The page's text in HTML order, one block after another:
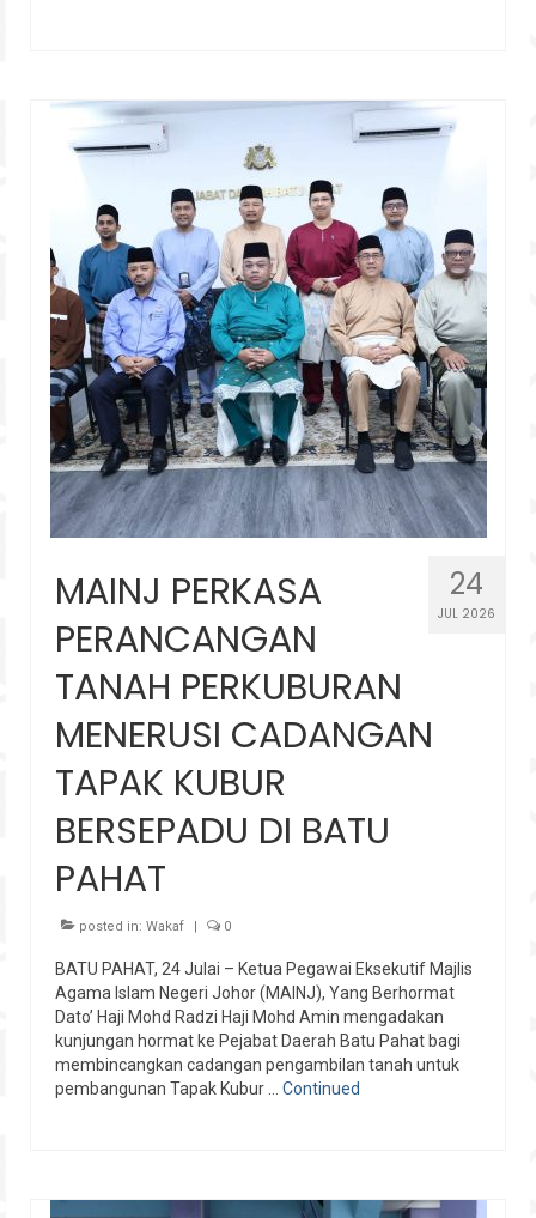
24
JUL 2026
MAINJ PERKASA
PERANCANGAN
TANAH PERKUBURAN
MENERUSI CADANGAN
TAPAK KUBUR
BERSEPADU DI BATU
PAHAT
posted in: Wakaf | 0
BATU PAHAT, 24 Julai – Ketua Pegawai Eksekutif Majlis
Agama Islam Negeri Johor (MAINJ), Yang Berhormat
Dato’ Haji Mohd Radzi Haji Mohd Amin mengadakan
kunjungan hormat ke Pejabat Daerah Batu Pahat bagi
membincangkan cadangan pengambilan tanah untuk
pembangunan Tapak Kubur … Continued